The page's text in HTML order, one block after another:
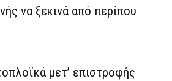
να ξεκινά από περίπου
μετ’ επιστροφής